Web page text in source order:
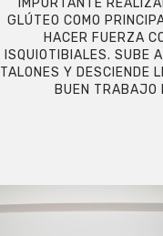
IMPORTANTE
GLÚTEO COMO
HACER FUERZA
ISQUIOTIBIALES. SUBE
TALONES Y DESCIENDE
BUEN TRABAJO